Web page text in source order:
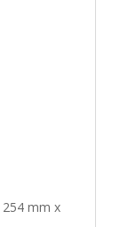
mm x